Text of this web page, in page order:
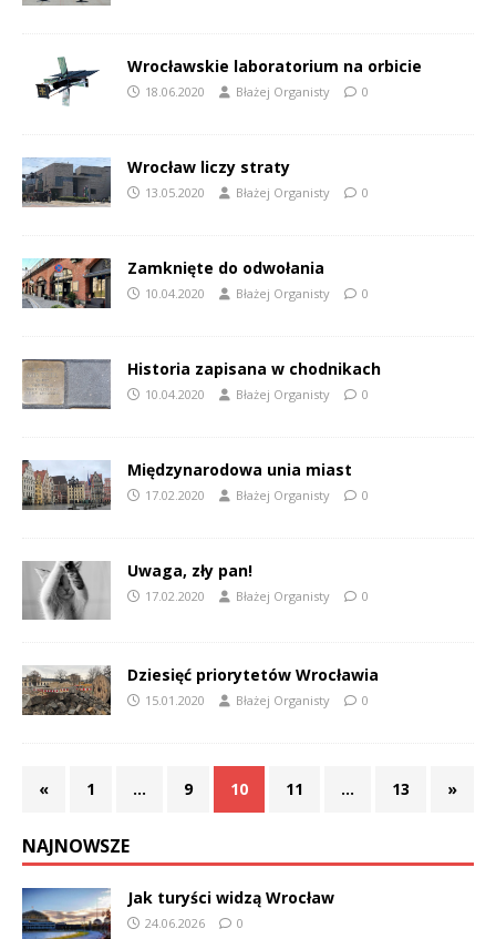
Wrocławskie laboratorium na orbicie
18.06.2020 Błażej Organisty 0
Wrocław liczy straty
13.05.2020 Błażej Organisty 0
Zamknięte do odwołania
10.04.2020 Błażej Organisty 0
Historia zapisana w chodnikach
10.04.2020 Błażej Organisty 0
Międzynarodowa unia miast
17.02.2020 Błażej Organisty 0
Uwaga, zły pan!
17.02.2020 Błażej Organisty 0
Dziesięć priorytetów Wrocławia
15.01.2020 Błażej Organisty 0
« 1 … 9 10 11 … 13 »
NAJNOWSZE
Jak turyści widzą Wrocław
24.06.2026 0